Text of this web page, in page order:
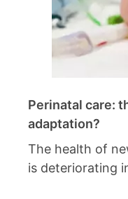
Perinatal care:
adaptation?
The health of
is deteriorating